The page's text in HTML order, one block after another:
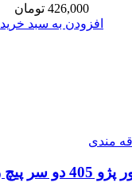
426,000 تومان
افزودن به سبد خرید
مندی
رفیع نیا